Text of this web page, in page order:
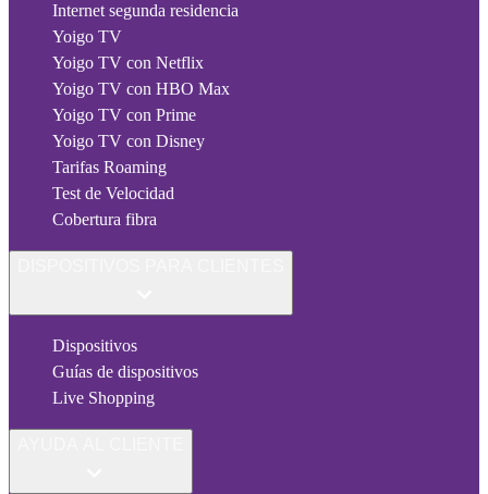
Internet segunda residencia
Yoigo TV
Yoigo TV con Netflix
Yoigo TV con HBO Max
Yoigo TV con Prime
Yoigo TV con Disney
Tarifas Roaming
Test de Velocidad
Cobertura fibra
Dispositivos
Guías de dispositivos
Live Shopping